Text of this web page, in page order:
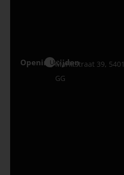
Openingstijden
Uden
Marktstraat 39, 5401
GG